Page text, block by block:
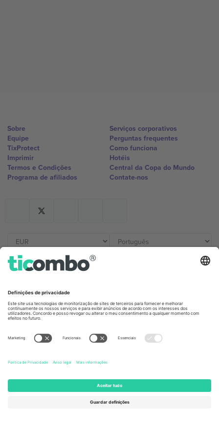
Sobre
Equipe
TixProtect
Imprimir
Termos e Condições
Programa de afiliados
Serviços corporativos
Perguntas frequentes
Como funciona
Hotéis
Central da Copa do Mundo
Contate-nos
Germany
Unter den Linden 24, 10117
Berlin, Germany
167 City Road, London, Greater
131 Continental Dr, Suite 305,